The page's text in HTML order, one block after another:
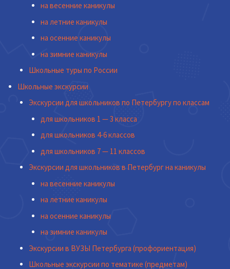
на весенние каникулы
на летние каникулы
на осенние каникулы
на зимние каникулы
Школьные туры по России
Школьные экскурсии
Экскурсии для школьников по Петербургу по классам
для школьников 1 — 3 класса
для школьников 4-6 классов
для школьников 7 — 11 классов
Экскурсии для школьников в Петербург на каникулы
на весенние каникулы
на летние каникулы
на осенние каникулы
на зимние каникулы
Экскурсии в ВУЗЫ Петербурга (профориентация)
Школьные экскурсии по тематике (предметам)